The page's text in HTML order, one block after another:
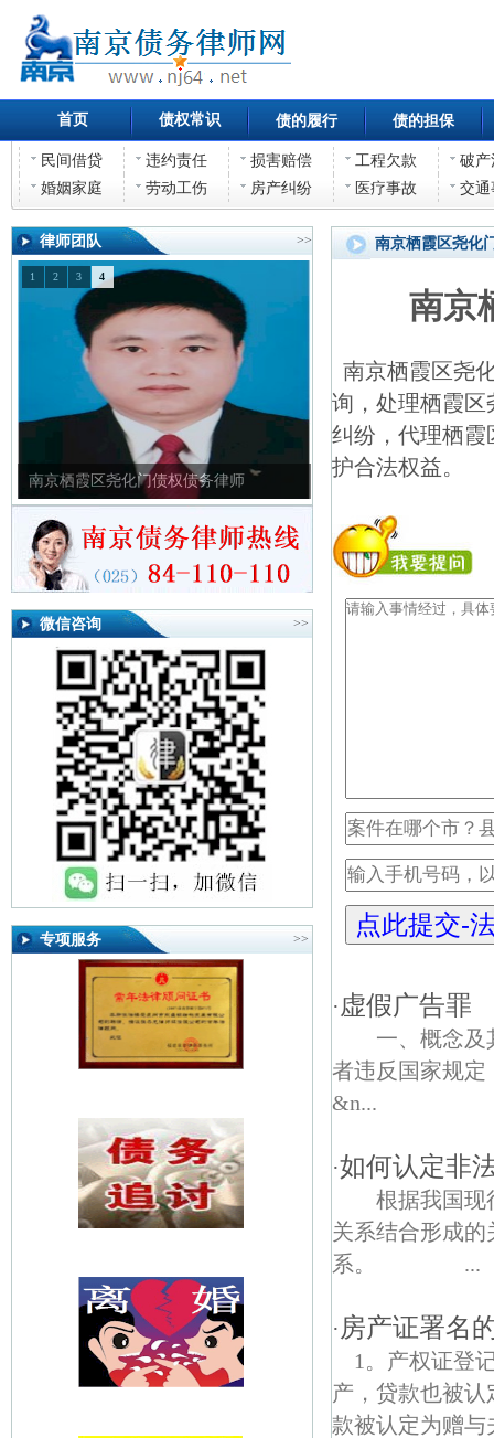
首页 债权常识 债的履行 债的担保
民间借贷 违约责任 损害赔偿 工程欠款
破产
婚姻家庭
劳动工伤 房产纠纷 医疗事故 交通
律师团队 >>
南京栖霞区尧化门债权债务律师
1 2 3 4
微信咨询 >>
专项服务 >>
南京栖霞区尧化
南京
南京栖霞区尧
询，处理栖霞区
纠纷，代理栖霞
护合法权益。
· 虚假广告罪
一、概念及
者违反国家规
&n...
·如何认定非
根据我国现
关系结合形成
系。 ...
· 房产证署名
1。产权证登
产，贷款也被认
款被认定为赠与